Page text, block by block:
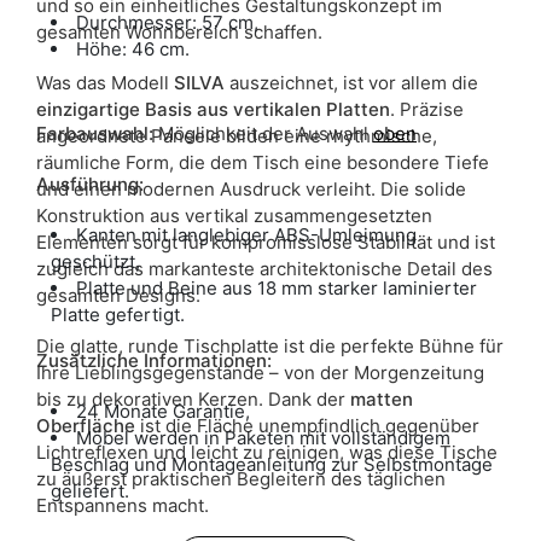
und so ein einheitliches Gestaltungskonzept im
gesamten Wohnbereich schaffen.
Was das Modell SILVA auszeichnet, ist vor allem die
einzigartige Basis aus vertikalen Platten. Präzise
angeordnete Paneele bilden eine rhythmische,
räumliche Form, die dem Tisch eine besondere Tiefe
und einen modernen Ausdruck verleiht. Die solide
Konstruktion aus vertikal zusammengesetzten
Elementen sorgt für kompromisslose Stabilität und ist
zugleich das markanteste architektonische Detail des
gesamten Designs.
Die glatte, runde Tischplatte ist die perfekte Bühne für
Ihre Lieblingsgegenstände – von der Morgenzeitung
bis zu dekorativen Kerzen. Dank der matten
Oberfläche ist die Fläche unempfindlich gegenüber
Lichtreflexen und leicht zu reinigen, was diese Tische
zu äußerst praktischen Begleitern des täglichen
Entspannens macht.
Durchmesser: 57 cm,
Höhe: 46 cm.
Farbauswahl:Möglichkeit der Auswahloben
Ausführung:
Kanten mit langlebiger ABS-Umleimung
geschützt,
Platte und Beine aus 18 mm starker laminierter
Platte gefertigt.
Zusätzliche Informationen:
24 Monate Garantie,
Möbel werden in Paketen mit vollständigem
Beschlag und Montageanleitung zur Selbstmontage
geliefert.